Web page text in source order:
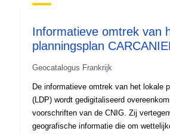
worden gevoegd; — informatie over grafische
informatie over TYPE 04 (Urban
Perimeters) en 05 (Deferred
Informatieve omtrek van
planningsplan
Geocatalogus Frankrijk
De informatieve omtrek van het lokale
(LDP) wordt gedigitaliseerd
voorschriften van de CNIG. Zij
geografische informatie die om